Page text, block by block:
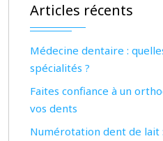
Articles récents
Médecine dentaire :
spécialités ?
Faites confiance à un
vos dents
Numérotation dent de lait